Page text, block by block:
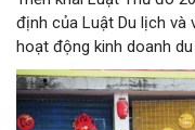
định của Luật Du lịch và
hoạt động kinh doanh
chức, đơn vị, doanh
bàn thành phố thực
góp phần thực hiện